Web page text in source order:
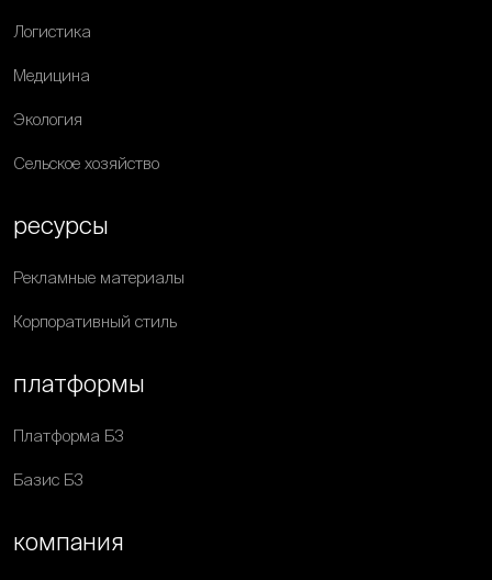
Логистика
Медицина
Экология
Сельское хозяйство
ресурсы
Рекламные материалы
Корпоративный стиль
платформы
Платформа Б3
Базис Б3
компания